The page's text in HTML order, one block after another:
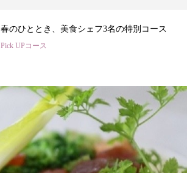
春のひととき、美食シェフ3名の特別コース
Pick UPコース